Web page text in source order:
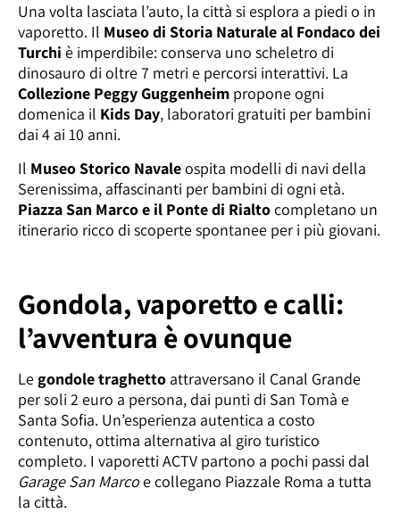
Una volta lasciata l’auto, la città si esplora a piedi o in
vaporetto. Il Museo di Storia Naturale al Fondaco dei
Turchi è imperdibile: conserva uno scheletro di
dinosauro di oltre 7 metri e percorsi interattivi. La
Collezione Peggy Guggenheim propone ogni
domenica il Kids Day, laboratori gratuiti per bambini
dai 4 ai 10 anni.
Il Museo Storico Navaleospita modelli di navi della
Serenissima, affascinanti per bambini di ogni età.
Piazza San Marco e il Ponte di Rialtocompletano un
itinerario ricco di scoperte spontanee per i più giovani.
Gondola, vaporetto e calli:
l’avventura è ovunque
Le gondole traghetto attraversano il Canal Grande
per soli 2 euro a persona, dai punti di San Tomà e
Santa Sofia. Un’esperienza autentica a costo
contenuto, ottima alternativa al giro turistico
completo. I vaporetti ACTV partono a pochi passi dal
Garage San Marcoe collegano Piazzale Roma a tutta
la città.